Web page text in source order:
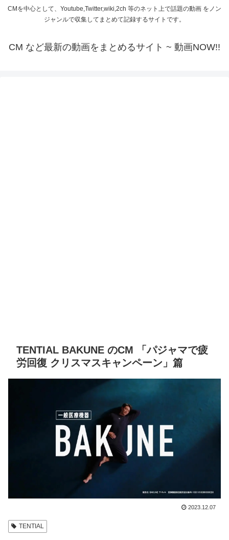
CMを中心として、Youtube,Twitter,wiki,2ch 等のネット上で話題の動画 をノン
ジャンルで収集してまとめて記録するサイトです。
CM など最新の動画をまとめるサイト ~ 動画NOW!!
TENTIAL BAKUNE のCM 「パジャマで疲
労回復 クリスマスキャンペーン」篇
2023.12.07
TENTIAL